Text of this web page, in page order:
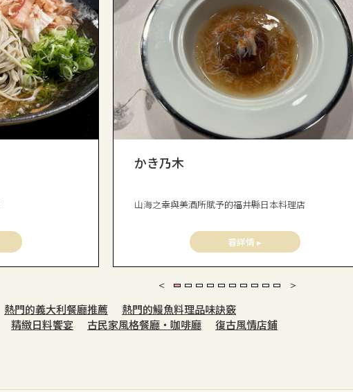
かき乃木
山海之幸與美酒所賦予的福井縣日本料理店
看詳情 ▸
熱門的義大利餐廳推薦
熱門的鰻魚料理品味訣竅
精緻日料饗宴 古民家風格餐廳・咖啡廳
復古風情店鋪